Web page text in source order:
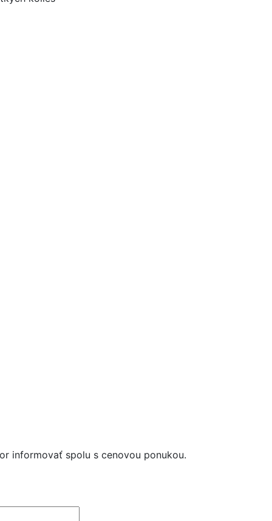
informovať spolu s cenovou ponukou.